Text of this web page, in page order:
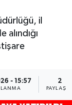
il
alındığı
- 15:57 2